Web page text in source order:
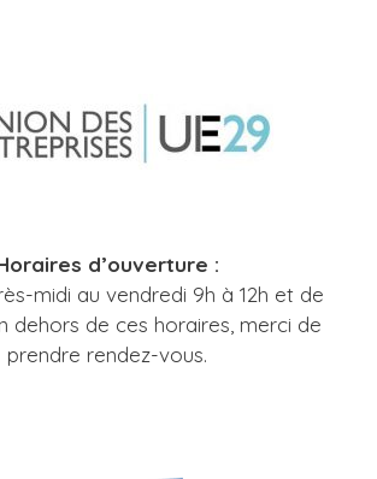
d’ouverture :
midi au vendredi 9h à 12h et de
dehors de ces horaires, merci de
prendre rendez-vous.